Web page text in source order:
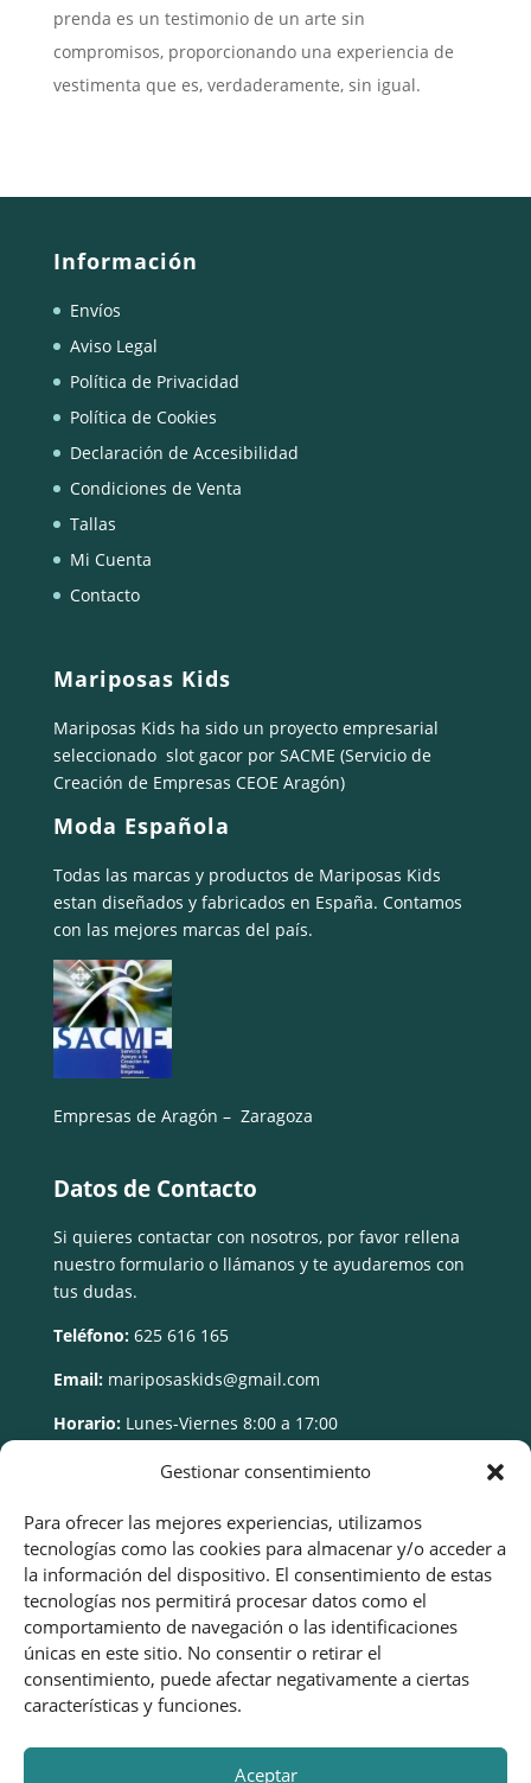
Gestionar consentimiento
Para ofrecer las mejores experiencias, utilizamos
tecnologías como las cookies para almacenar y/o acceder a
la información del dispositivo. El consentimiento de estas
tecnologías nos permitirá procesar datos como el
comportamiento de navegación o las identificaciones
únicas en este sitio. No consentir o retirar el
consentimiento, puede afectar negativamente a ciertas
características y funciones.
Aceptar
prenda es un testimonio de un arte sin
compromisos, proporcionando una experiencia de
vestimenta que es, verdaderamente, sin igual.
Información
Envíos
Aviso Legal
Política de Privacidad
Política de Cookies
Declaración de Accesibilidad
Condiciones de Venta
Tallas
Mi Cuenta
Contacto
Mariposas Kids
Mariposas Kids ha sido un proyecto empresarial
seleccionado slot gacorpor SACME (Servicio de
Creación de Empresas CEOE Aragón)
Moda Española
Todas las marcas y productos de Mariposas Kids
estan diseñados y fabricados en España. Contamos
con las mejores marcas del país.
Empresas de Aragón – Zaragoza
Datos de Contacto
Si quieres contactar con nosotros, por favor rellena
nuestro formulario o llámanos y te ayudaremos con
tus dudas.
Teléfono: 625 616 165
Email: mariposaskids@gmail.com
Horario: Lunes-Viernes 8:00 a 17:00